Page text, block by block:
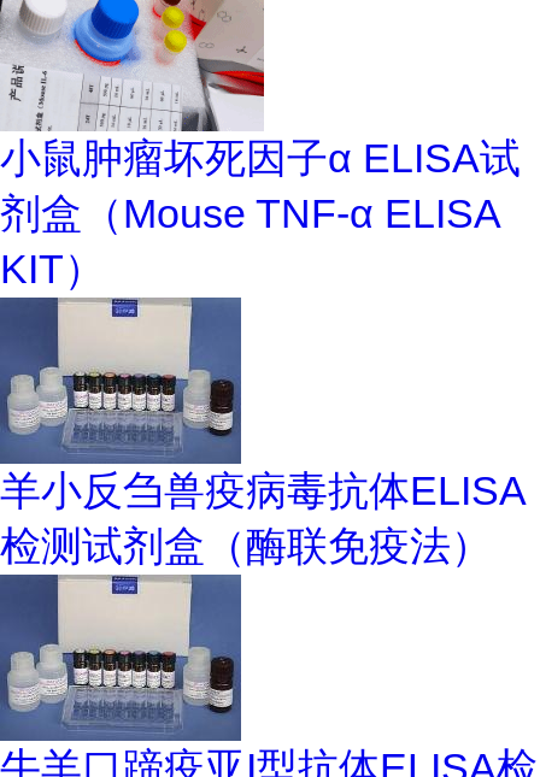
小鼠肿瘤坏死因子α ELISA试
剂盒（Mouse TNF-α ELISA
KIT）
羊小反刍兽疫病毒抗体ELISA
检测试剂盒（酶联免疫法）
牛羊口蹄疫亚I型抗体ELISA检